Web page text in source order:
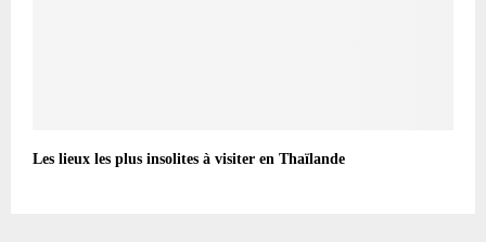
Les lieux les plus insolites à visiter en Thaïlande